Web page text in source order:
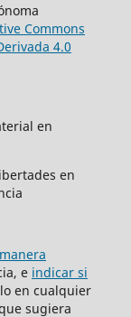
Commons
4.0
en
en
e indicar si
en cualquier
sugiera